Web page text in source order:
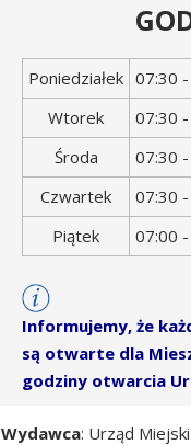
Dzień
tygodnia
Godziny
otwarcia
Poniedziałek 07:30
Wtorek
07:30
Środa
07:30
Czwartek
07:30
Piątek
07:00
Informujemy, że
są otwarte dla
godziny otwarcia
Wydawca: Urząd